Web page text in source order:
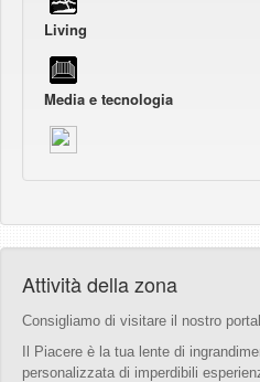
Living
Media e tecnologia
Attività della zona
Consigliamo di visitare il nostro
Il Piacere è la tua lente di
personalizzata di imperdibili